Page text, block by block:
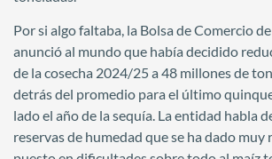
Por si algo faltaba, la Bolsa de Comercio
anunció al mundo que había decidido
de la cosecha 2024/25 a 48 millones de
detrás del promedio para el último
lado el año de la sequía. La entidad habla
reservas de humedad que se ha dado muy